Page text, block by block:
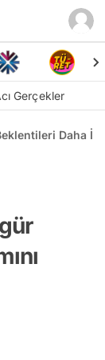
Gerçekler
Daha İyi